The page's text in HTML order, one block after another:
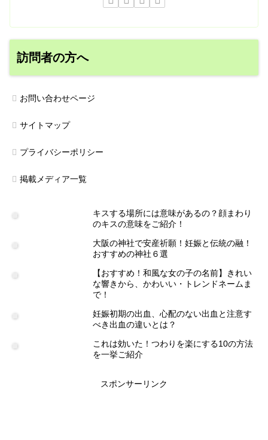
訪問者の方へ
お問い合わせページ
サイトマップ
プライバシーポリシー
掲載メディア一覧
キスする場所には意味があるの？顔まわり
のキスの意味をご紹介！
大阪の神社で安産祈願！妊娠と伝統の融！
おすすめの神社６選
【おすすめ！和風な女の子の名前】きれい
な響きから、かわいい・トレンドネームま
で！
妊娠初期の出血、心配のない出血と注意す
べき出血の違いとは？
これは効いた！つわりを楽にする10の方法
を一挙ご紹介
スポンサーリンク